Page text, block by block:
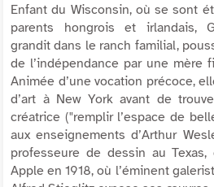
Enfant du Wisconsin, où se sont
parents hongrois et irlandais,
grandit dans le ranch familial,
de l’indépendance par une mère
Animée d’une vocation précoce,
d’art à New York avant de
créatrice ("remplir l’espace de
aux enseignements d’Arthur
professeure de dessin au
Apple en 1918, où l’éminent